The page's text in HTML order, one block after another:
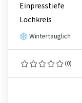
Einpresstiefe
Lochkreis
Wintertauglich
(0)